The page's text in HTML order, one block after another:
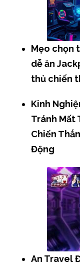
Mẹo chọn
dễ ăn
thủ chiến
Kinh
Tránh Mất
Chiến
Động
An Travel